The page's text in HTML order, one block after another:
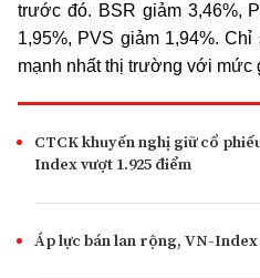
trước đó. BSR giảm 3,46%,
1,95%, PVS giảm 1,94%.
mạnh nhất thị trường với mức
CTCK khuyến nghị giữ cổ
Index vượt 1.925 điểm
Áp lực bán lan rộng, VN-